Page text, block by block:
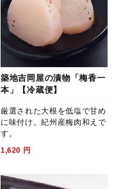
築地吉岡屋の漬物「梅香一
本」【冷蔵便】
厳選された大根を低塩で甘め
に味付け。紀州産梅肉和えで
す。
1,620 円